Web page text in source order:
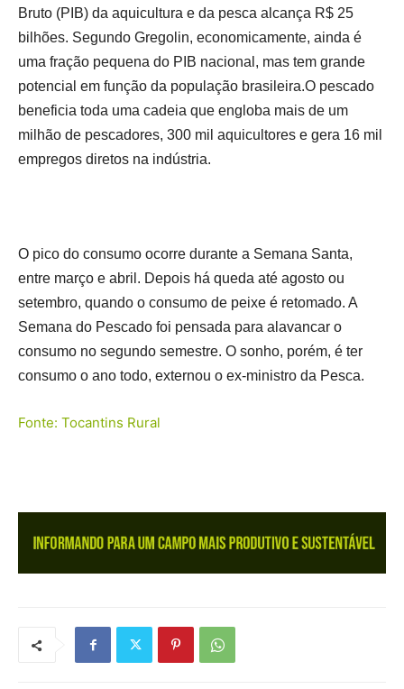
Bruto (PIB) da aquicultura e da pesca alcança R$ 25
bilhões. Segundo Gregolin, economicamente, ainda é
uma fração pequena do PIB nacional, mas tem grande
potencial em função da população brasileira.O pescado
beneficia toda uma cadeia que engloba mais de um
milhão de pescadores, 300 mil aquicultores e gera 16 mil
empregos diretos na indústria.
O pico do consumo ocorre durante a Semana Santa,
entre março e abril. Depois há queda até agosto ou
setembro, quando o consumo de peixe é retomado. A
Semana do Pescado foi pensada para alavancar o
consumo no segundo semestre. O sonho, porém, é ter
consumo o ano todo, externou o ex-ministro da Pesca.
Fonte: Tocantins Rural